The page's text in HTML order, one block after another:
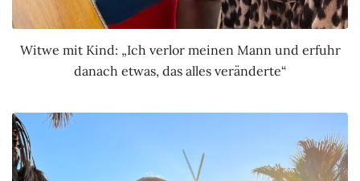
Witwe mit Kind: „Ich verlor meinen Mann und erfuhr
danach etwas, das alles veränderte“